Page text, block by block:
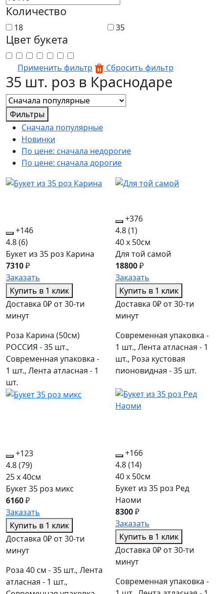
Количество
18 35
Цвет букета
Применить фильтр Сбросить фильтр
35 шт. роз в Краснодаре
Фильтры
Сначала популярные
Новинки
По цене: сначала недорогие
По цене: сначала дорогие
+146
4.8(6)
Букет из 35 роз Карина
7310₽
Заказать
Купить в 1 клик
Доставка 0₽ от 30-ти
минут
Роза Карина (50см)
РОССИЯ - 35 шт.,
Современная упаковка -
1 шт., Лента атласная - 1
шт.
+376
4.8(1)
40 x 50см
Для той самой
18800₽
Заказать
Купить в 1 клик
Доставка 0₽ от 30-ти
минут
Современная упаковка -
1 шт., Лента атласная - 1
шт., Роза кустовая
пионовидная - 35 шт.
+123
4.8(79)
25 x 40см
Букет 35 роз микс
6160₽
Заказать
Купить в 1 клик
Доставка 0₽ от 30-ти
минут
Роза 40 см - 35 шт., Лента
атласная - 1 шт.,
+166
4.8(14)
40 x 50см
Букет из 35 роз Ред
Наоми
8300₽
Заказать
Купить в 1 клик
Доставка 0₽ от 30-ти
минут
Современная упаковка -